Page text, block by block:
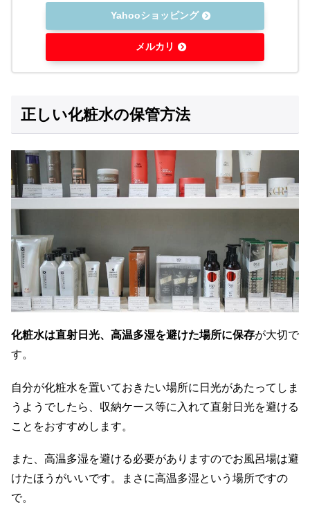
Yahooショッピング
メルカリ
正しい化粧水の保管方法
化粧水は直射日光、高温多湿を避けた場所に保存が大切で
す。
自分が化粧水を置いておきたい場所に日光があたってしま
うようでしたら、収納ケース等に入れて直射日光を避ける
ことをおすすめします。
また、高温多湿を避ける必要がありますのでお風呂場は避
けたほうがいいです。まさに高温多湿という場所ですの
で。